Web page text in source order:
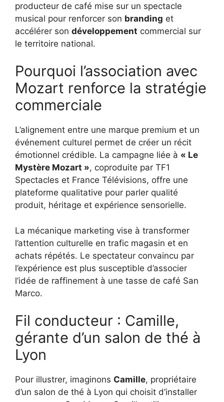
producteur de café mise sur un spectacle
musical pour renforcer son branding et
accélérer son développement commercial sur
le territoire national.
Pourquoi l’association avec
Mozart renforce la stratégie
commerciale
L’alignement entre une marque premium et un
événement culturel permet de créer un récit
émotionnel crédible. La campagne liée à « Le
Mystère Mozart », coproduite par TF1
Spectacles et France Télévisions, offre une
plateforme qualitative pour parler qualité
produit, héritage et expérience sensorielle.
La mécanique marketing vise à transformer
l’attention culturelle en trafic magasin et en
achats répétés. Le spectateur convaincu par
l’expérience est plus susceptible d’associer
l’idée de raffinement à une tasse de café San
Marco.
Fil conducteur : Camille,
gérante d’un salon de thé à
Lyon
Pour illustrer, imaginons Camille, propriétaire
d’un salon de thé à Lyon qui choisit d’installer